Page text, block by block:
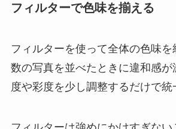
フィルターで色味を揃える
フィルターを使って全体の色味
数の写真を並べたときに違和感が
度や彩度を少し調整するだけで統